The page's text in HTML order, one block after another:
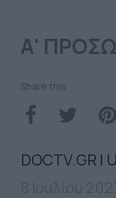
Α'
Share this
DOCTV.GR |